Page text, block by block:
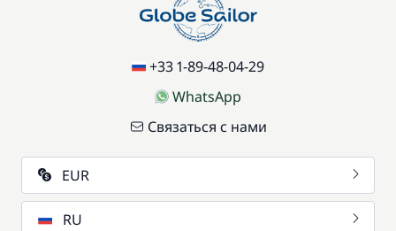
+33 1-89-48-04-29
WhatsApp
Связаться с нами
EUR
RU